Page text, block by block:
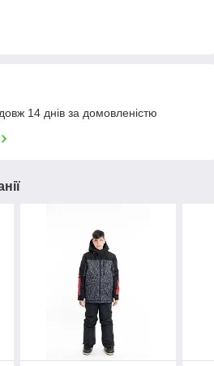
14 днів за домовленістю